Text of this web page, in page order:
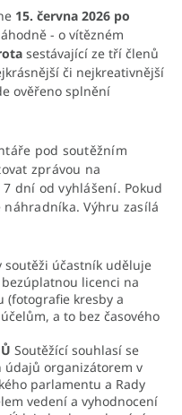
15. června 2026 po
- o vítězném
sestávající ze tří členů
či nejkreativnější
ověřeno splnění
pod soutěžním
zprávou na
dní od vyhlášení. Pokud
Výhru zasílá
soutěži účastník uděluje
licenci na
(fotografie kresby a
a to bez časového
Soutěžící souhlasí se
údajů organizátorem v
parlamentu a Rady
vedení a vyhodnocení